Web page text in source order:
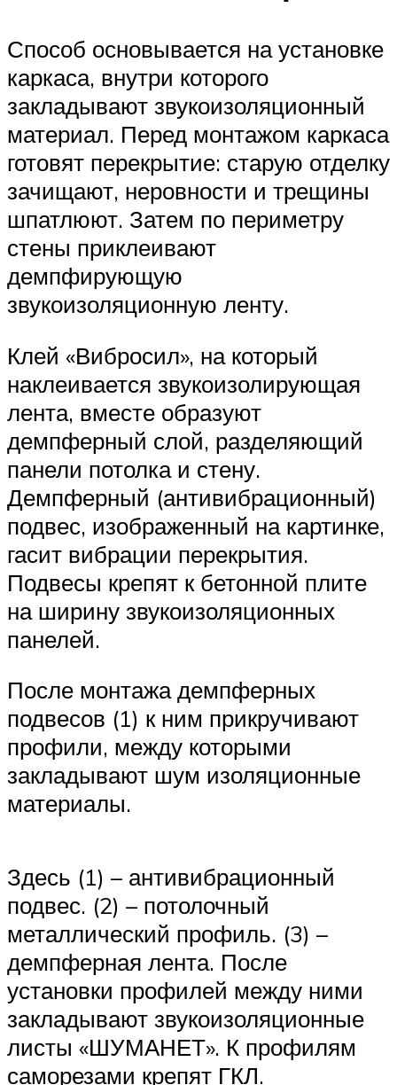
Способ основывается на установке
каркаса, внутри которого
закладывают звукоизоляционный
материал. Перед монтажом каркаса
готовят перекрытие: старую отделку
зачищают, неровности и трещины
шпатлюют. Затем по периметру
стены приклеивают
демпфирующую
звукоизоляционную ленту.
Клей «Вибросил», на который
наклеивается звукоизолирующая
лента, вместе образуют
демпферный слой, разделяющий
панели потолка и стену.
Демпферный (антивибрационный)
подвес, изображенный на картинке,
гасит вибрации перекрытия.
Подвесы крепят к бетонной плите
на ширину звукоизоляционных
панелей.
После монтажа демпферных
подвесов (1) к ним прикручивают
профили, между которыми
закладывают шум изоляционные
материалы.
Здесь (1) – антивибрационный
подвес. (2) – потолочный
металлический профиль. (3) –
демпферная лента. После
установки профилей между ними
закладывают звукоизоляционные
листы «ШУМАНЕТ». К профилям
саморезами крепят ГКЛ.